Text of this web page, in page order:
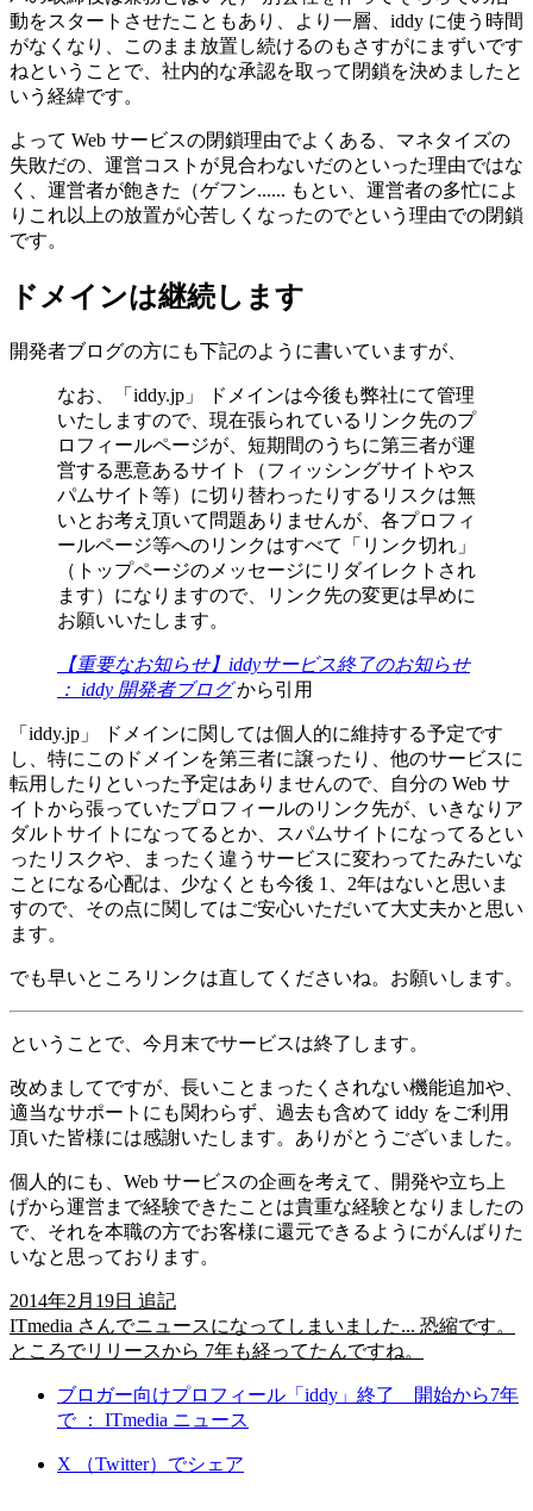
動をスタートさせたこともあり、より一層、iddy に使う時間
がなくなり、このまま放置し続けるのもさすがにまずいです
ねということで、社内的な承認を取って閉鎖を決めましたと
いう経緯です。
よって Web サービスの閉鎖理由でよくある、マネタイズの
失敗だの、運営コストが見合わないだのといった理由ではな
く、運営者が飽きた（ゲフン...... もとい、運営者の多忙によ
りこれ以上の放置が心苦しくなったのでという理由での閉鎖
です。
ドメインは継続します
開発者ブログの方にも下記のように書いていますが、
なお、「iddy.jp」 ドメインは今後も弊社にて管理
いたしますので、現在張られているリンク先のプ
ロフィールページが、短期間のうちに第三者が運
営する悪意あるサイト（フィッシングサイトやス
パムサイト等）に切り替わったりするリスクは無
いとお考え頂いて問題ありませんが、各プロフィ
ールページ等へのリンクはすべて「リンク切れ」
（トップページのメッセージにリダイレクトされ
ます）になりますので、リンク先の変更は早めに
お願いいたします。
【重要なお知らせ】iddyサービス終了のお知らせ
： iddy 開発者ブログから引用
「iddy.jp」 ドメインに関しては個人的に維持する予定です
し、特にこのドメインを第三者に譲ったり、他のサービスに
転用したりといった予定はありませんので、自分の Web サ
イトから張っていたプロフィールのリンク先が、いきなりア
ダルトサイトになってるとか、スパムサイトになってるとい
ったリスクや、まったく違うサービスに変わってたみたいな
ことになる心配は、少なくとも今後 1、2年はないと思いま
すので、その点に関してはご安心いただいて大丈夫かと思い
ます。
でも早いところリンクは直してくださいね。お願いします。
ということで、今月末でサービスは終了します。
改めましてですが、長いことまったくされない機能追加や、
適当なサポートにも関わらず、過去も含めて iddy をご利用
頂いた皆様には感謝いたします。ありがとうございました。
個人的にも、Web サービスの企画を考えて、開発や立ち上
げから運営まで経験できたことは貴重な経験となりましたの
で、それを本職の方でお客様に還元できるようにがんばりた
いなと思っております。
2014年2月19日 追記
ITmedia さんでニュースになってしまいました... 恐縮です。
ところでリリースから 7年も経ってたんですね。
ブロガー向けプロフィール「iddy」終了 開始から7年
で ： ITmedia ニュース
X （Twitter）でシェア